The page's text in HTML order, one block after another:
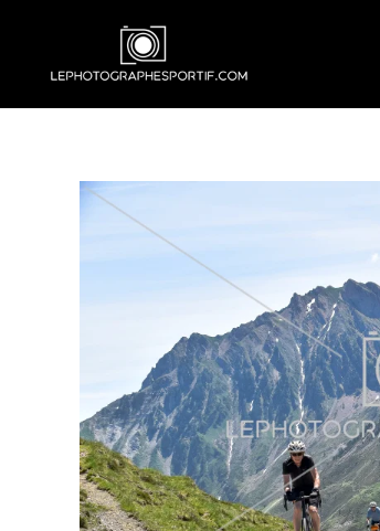
contenu